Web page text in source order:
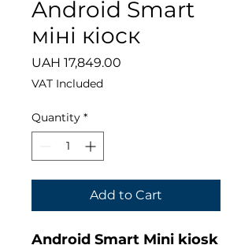
Android Smart
міні кіоск
UAH 17,849.00
VAT Included
Quantity *
Add to Cart
Android Smart Mini kiosk